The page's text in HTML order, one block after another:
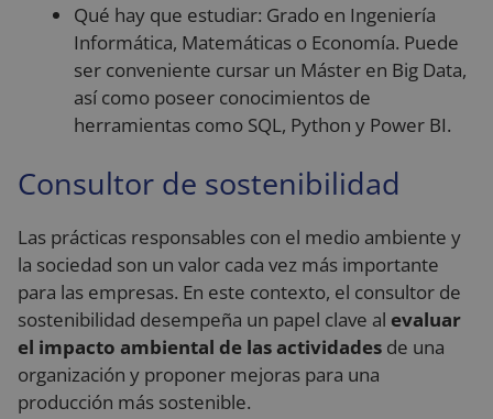
Qué hay que estudiar: Grado en Ingeniería
Informática, Matemáticas o Economía. Puede
ser conveniente cursar un Máster en Big Data,
así como poseer conocimientos de
herramientas como SQL, Python y Power BI.
Consultor de sostenibilidad
Las prácticas responsables con el medio ambiente y
la sociedad son un valor cada vez más importante
para las empresas. En este contexto, el consultor de
sostenibilidad desempeña un papel clave al evaluar
el impacto ambiental de las actividades de una
organización y proponer mejoras para una
producción más sostenible.